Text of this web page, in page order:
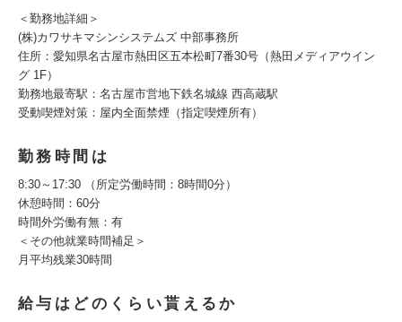
＜勤務地詳細＞
(株)カワサキマシンシステムズ 中部事務所
住所：愛知県名古屋市熱田区五本松町7番30号（熱田メディアウイン
グ 1F）
勤務地最寄駅：名古屋市営地下鉄名城線 西高蔵駅
受動喫煙対策：屋内全面禁煙（指定喫煙所有）
勤務時間は
8:30～17:30 （所定労働時間：8時間0分）
休憩時間：60分
時間外労働有無：有
＜その他就業時間補足＞
月平均残業30時間
給与はどのくらい貰えるか